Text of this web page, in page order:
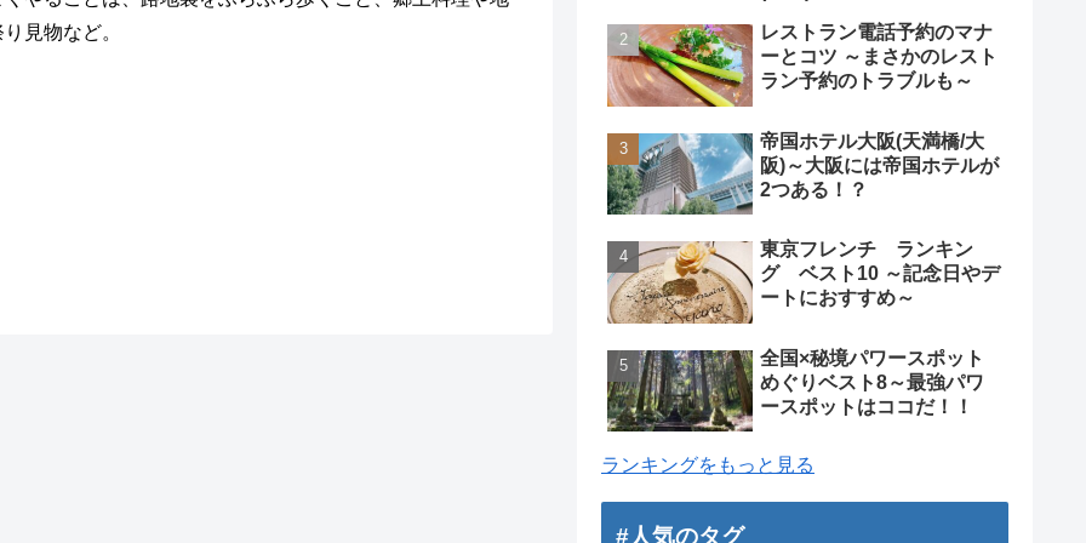
見物など。
レストラン電話予約のマナ
ーとコツ ～まさかのレスト
ラン予約のトラブルも～
帝国ホテル大阪(天満橋/大
阪)～大阪には帝国ホテルが
2つある！？
東京フレンチ ランキン
グ ベスト10 ～記念日やデ
ートにおすすめ～
全国×秘境パワースポット
めぐりベスト8～最強パワ
ースポットはココだ！！
ランキングをもっと見る
#人気のタグ